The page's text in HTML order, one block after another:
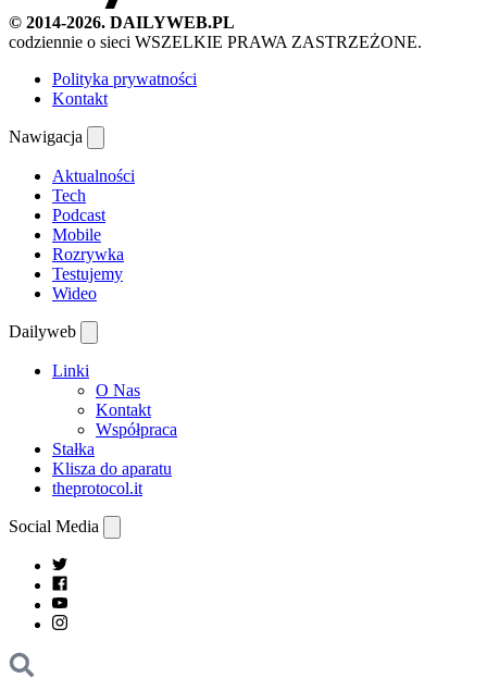
© 2014-2026. DAILYWEB.PL
codziennie o sieci WSZELKIE PRAWA ZASTRZEŻONE.
Polityka prywatności
Kontakt
Nawigacja
Aktualności
Tech
Podcast
Mobile
Rozrywka
Testujemy
Wideo
Dailyweb
Linki
O Nas
Kontakt
Współpraca
Stałka
Klisza do aparatu
theprotocol.it
Social Media